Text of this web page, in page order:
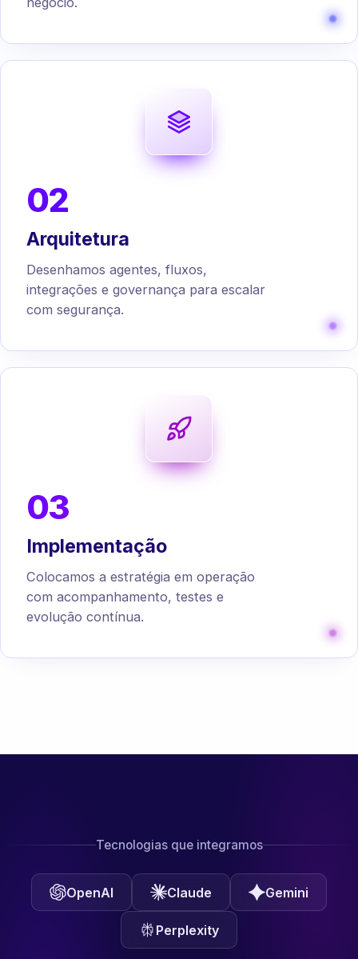
02
Arquitetura
Desenhamos agentes, fluxos,
integrações e governança para escalar
com segurança.
03
Implementação
Colocamos a estratégia em operação
com acompanhamento, testes e
evolução contínua.
Tecnologias que integramos
OpenAI Claude Gemini
Perplexity